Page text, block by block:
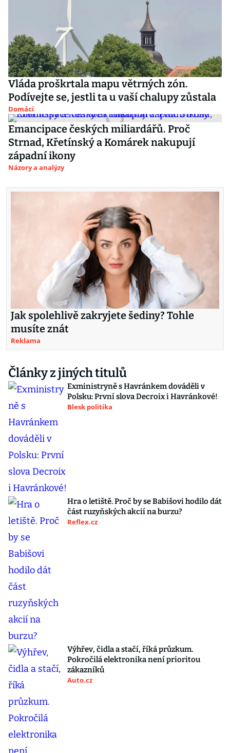
Vláda proškrtala mapu větrných zón.
Podívejte se, jestli ta u vaší chalupy zůstala
Domácí
Emancipace českých miliardářů. Proč
Strnad, Křetínský a Komárek nakupují
západní ikony
Názory a analýzy
Jak spolehlivě zakryjete šediny? Tohle
musíte znát
Reklama
Články z jiných titulů
Exministryně s Havránkem dováděli v
Polsku: První slova Decroix i Havránkové!
Blesk politika
Hra o letiště. Proč by se Babišovi hodilo dát
část ruzyňských akcií na burzu?
Reflex.cz
Výhřev, čidla a stačí, říká průzkum.
Pokročilá elektronika není prioritou
zákazníků
Auto.cz